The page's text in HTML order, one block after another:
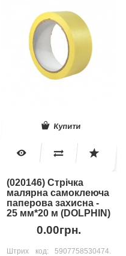
Купити
(020146) Стрічка
малярна самоклеюча
паперова захисна -
25 мм*20 м (DOLPHIN)
0.00грн.
Штрих код: 5907758530474.